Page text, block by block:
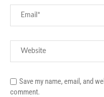
Save my name, email, and
comment.